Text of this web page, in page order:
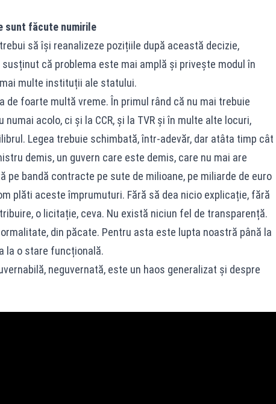
sunt făcute numirile
să își reanalizeze pozițiile după această decizie,
susținut că problema este mai amplă și privește modul în
multe instituții ale statului.
de foarte multă vreme. În primul rând că nu mai trebuie
acolo, ci și la CCR, și la TVR și în multe alte locuri,
Legea trebuie schimbată, într-adevăr, dar atâta timp cât
demis, un guvern care este demis, care nu mai are
pe bandă contracte pe sute de milioane, pe miliarde de euro
plăti aceste împrumuturi. Fără să dea nicio explicație, fără
o licitație, ceva. Nu există niciun fel de transparență.
din păcate. Pentru asta este lupta noastră până la
la o stare funcțională.
neguvernată, este un haos generalizat și despre